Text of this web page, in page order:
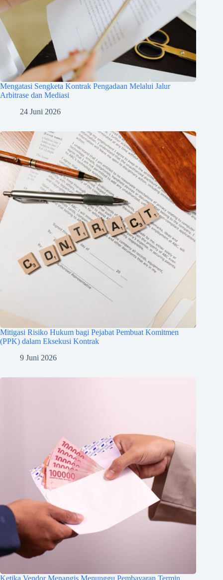
Mengatasi Sengketa Kontrak Pengadaan Melalui Jalur
Arbitrase dan Mediasi
24 Juni 2026
Mitigasi Risiko Hukum bagi Pejabat Pembuat Komitmen
(PPK) dalam Eksekusi Kontrak
9 Juni 2026